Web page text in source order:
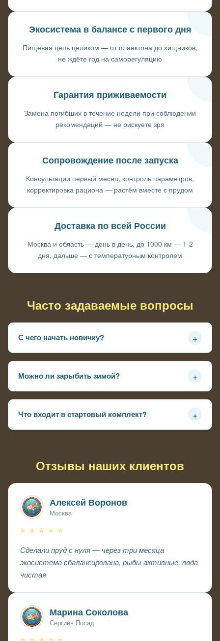
Экосистема в балансе с первого дня
Пищевая цепь целиком — от планктона до хищников,
не ждёте год на саморегуляцию
Гарантия приживаемости
Замена погибших в течение недели при соблюдении
рекомендаций — не рискуете зря
Сопровождение после запуска
Консультации первый месяц, контроль параметров,
корректировка рациона — растём вместе с прудом
Доставка по всей России
Москва и область — день в день, до 1000 км — 1-2
дня, дальше — с температурным контролем
Часто задаваемые вопросы
С чего начать новичку? +
Можно ли зарыбить зимой? +
Что входит в стартовый комплект? +
Отзывы наших клиентов
Алексей Воронов
Москва
⭐ ⭐ ⭐ ⭐ ⭐
Сделали пруд с нуля — через три месяца
экосистема сбалансирована, рыбы активные, вода
чистая
Марина Соколова
Сергиев Посад